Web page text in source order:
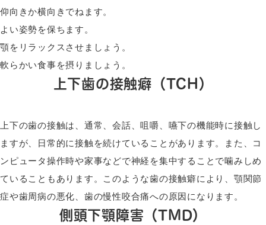
仰向きか横向きでねます。
よい姿勢を保ちます。
顎をリラックスさせましょう。
軟らかい食事を摂りましょう。
上下歯の接触癖（TCH）
上下の歯の接触は、通常、会話、咀嚼、嚥下の機能時に接触し
ますが、日常的に接触を続けていることがあります。また、コ
ンピュータ操作時や家事などで神経を集中することで噛みしめ
ていることもあります。このような歯の接触癖により、顎関節
症や歯周病の悪化、歯の慢性咬合痛への原因になります。
側頭下顎障害（TMD）